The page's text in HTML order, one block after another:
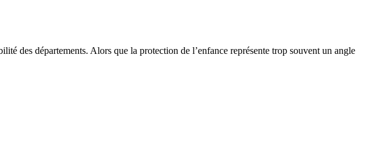
des départements. Alors que la protection de l’enfance représente trop souvent un angle